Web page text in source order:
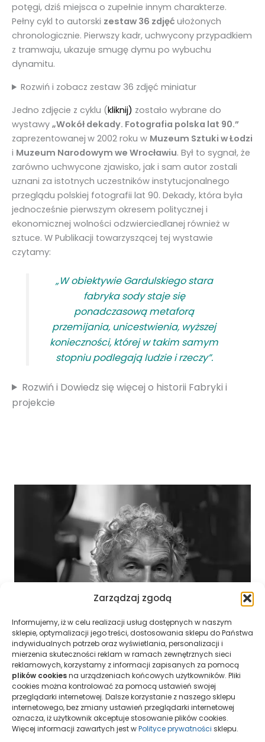
Zarządzaj zgodą
Informujemy, iż w celu realizacji usług dostępnych w naszym
sklepie, optymalizacji jego treści, dostosowania sklepu do Państwa
indywidualnych potrzeb oraz wyświetlania, personalizacji i
mierzenia skuteczności reklam w ramach zewnętrznych sieci
reklamowych, korzystamy z informacji zapisanych za pomocą
plików cookiesna urządzeniach końcowych użytkowników. Pliki
cookies można kontrolować za pomocą ustawień swojej
przeglądarki internetowej. Dalsze korzystanie z naszego sklepu
internetowego, bez zmiany ustawień przeglądarki internetowej
oznacza, iż użytkownik akceptuje stosowanie plików cookies.
Więcej informacji zawartych jest wPolityce prywatności sklepu.
potęgi, dziś miejsca o zupełnie innym charakterze.
Pełny cykl to autorski zestaw 36 zdjęć ułożonych
chronologicznie. Pierwszy kadr, uchwycony przypadkiem
z tramwaju, ukazuje smugę dymu po wybuchu
dynamitu.
Rozwiń i zobacz zestaw 36 zdjęć miniatur
Jedno zdjęcie z cyklu (kliknij) zostało wybrane do
wystawy „Wokół dekady. Fotografia polska lat 90.”
zaprezentowanej w 2002 roku w Muzeum Sztuki w Łodzi
i Muzeum Narodowym we Wrocławiu. Był to sygnał, że
zarówno uchwycone zjawisko, jak i sam autor zostali
uznani za istotnych uczestników instytucjonalnego
przeglądu polskiej fotografii lat 90. Dekady, która była
jednocześnie pierwszym okresem politycznej i
ekonomicznej wolności odzwierciedlanej również w
sztuce. W Publikacji towarzyszącej tej wystawie
czytamy:
„W obiektywie Gardulskiego stara
fabryka sody staje się
ponadczasową metaforą
przemijania, unicestwienia, wyższej
konieczności, której w takim samym
stopniu podlegają ludzie i rzeczy”.
Rozwiń i Dowiedz się więcej o historii Fabryki i
projekcie
Marek Gardulski
Zobacz stronę artysty